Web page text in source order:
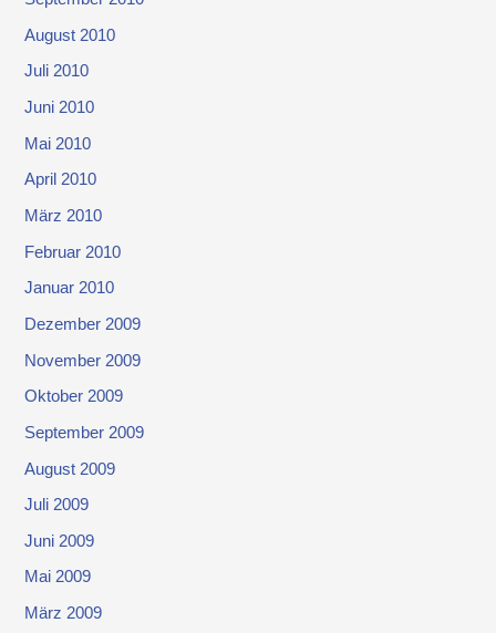
August 2010
Juli 2010
Juni 2010
Mai 2010
April 2010
März 2010
Februar 2010
Januar 2010
Dezember 2009
November 2009
Oktober 2009
September 2009
August 2009
Juli 2009
Juni 2009
Mai 2009
März 2009